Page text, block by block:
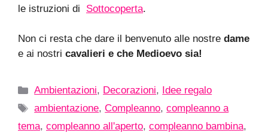
le istruzioni di Sottocoperta.
Non ci resta che dare il benvenuto alle nostre dame
e ai nostri cavalieri e che Medioevo sia!
Categorie
Ambientazioni, Decorazioni, Idee regalo
Tag
ambientazione,Compleanno,compleanno a
tema, compleanno all'aperto, compleanno bambina,